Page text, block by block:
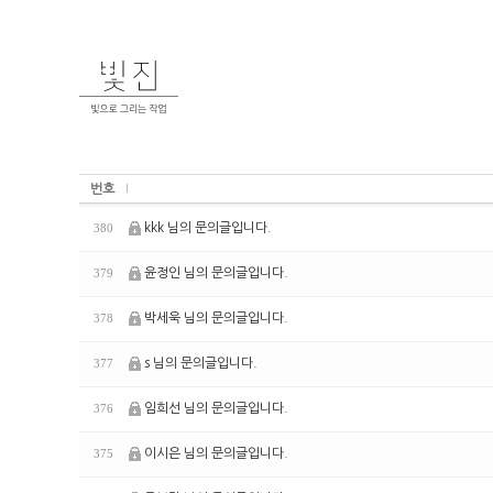
번호
380 kkk 님의 문의글입니다.
379 윤정인 님의 문의글입니다.
378 박세욱 님의 문의글입니다.
377 s 님의 문의글입니다.
376 임희선 님의 문의글입니다.
375 이시은 님의 문의글입니다.